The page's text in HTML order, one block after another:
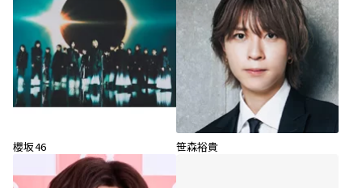
櫻坂46 笹森裕貴